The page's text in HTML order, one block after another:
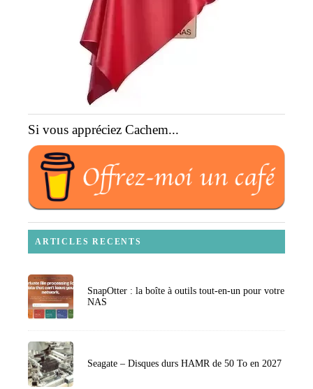
Si vous appréciez Cachem...
ARTICLES RECENTS
SnapOtter : la boîte à outils tout-en-un pour votre
NAS
Seagate – Disques durs HAMR de 50 To en 2027